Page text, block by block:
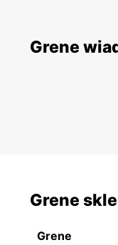
Grene
Grene
Grene